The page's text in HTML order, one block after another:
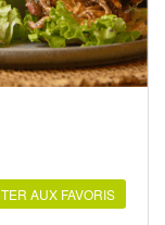
AUX FAVORIS